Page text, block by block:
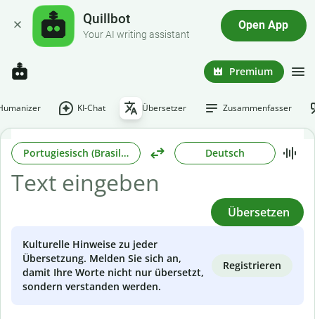
Quillbot
Your AI writing assistant
Open App
Premium
KI-Chat Übersetzer Zusammenfasser
Portugiesisch (Brasilianisch) Deutsch
Übersetzen
Kulturelle Hinweise zu jeder
Übersetzung. Melden Sie sich an,
damit Ihre Worte nicht nur übersetzt,
sondern verstanden werden.
Registrieren